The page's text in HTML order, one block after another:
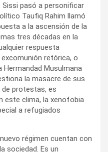
pasó a personificar
Taufiq Rahim llamó
a la ascensión de la
tres décadas en la
respuesta
retórica, o
Hermandad Musulmana
la masacre de sus
protestas, es
este clima, la xenofobia
a refugiados
régimen cuentan con
sociedad. Es un